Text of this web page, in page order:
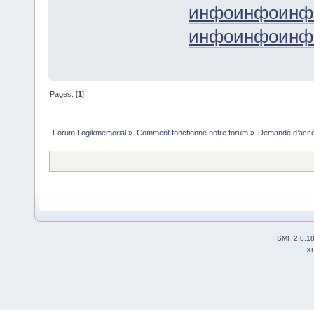
инфоинфо
инфоинфо
Pages: [1]
Forum Logikmemorial » Comment fonctionne notre forum» Demande
SMF 2.0.18